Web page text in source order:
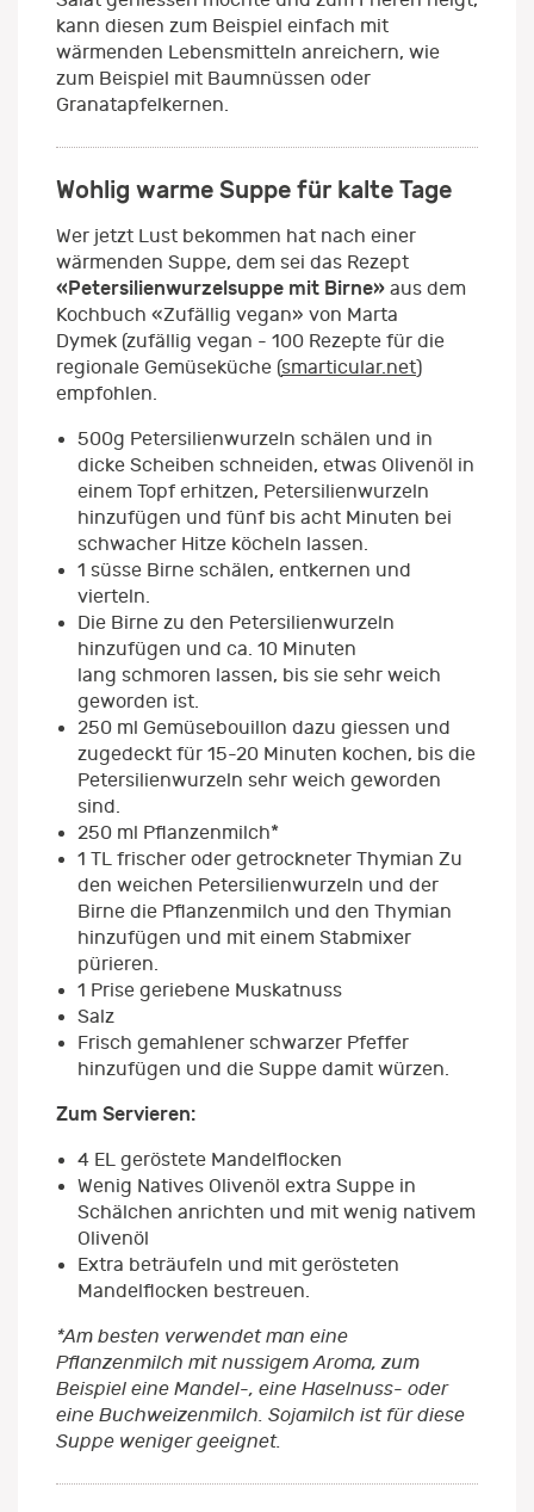
kann diesen zum Beispiel einfach mit
wärmenden Lebensmitteln anreichern, wie
zum Beispiel mit Baumnüssen oder
Granatapfelkernen.
Wohlig warme Suppe für kalte Tage
Wer jetzt Lust bekommen hat nach einer
wärmenden Suppe, dem sei das Rezept
«Petersilienwurzelsuppe mit Birne» aus dem
Kochbuch «Zufällig vegan» von Marta
Dymek (zufällig vegan - 100 Rezepte für die
regionale Gemüseküche (smarticular.net)
empfohlen.
500g Petersilienwurzeln schälen und in
dicke Scheiben schneiden, etwas Olivenöl in
einem Topf erhitzen, Petersilienwurzeln
hinzufügen und fünf bis acht Minuten bei
schwacher Hitze köcheln lassen.
1 süsse Birne schälen, entkernen und
vierteln.
Die Birne zu den Petersilienwurzeln
hinzufügen und ca. 10 Minuten
lang schmoren lassen, bis sie sehr weich
geworden ist.
250 ml Gemüsebouillon dazu giessen und
zugedeckt für 15-20 Minuten kochen, bis die
Petersilienwurzeln sehr weich geworden
sind.
250 ml Pflanzenmilch*
1 TL frischer oder getrockneter Thymian Zu
den weichen Petersilienwurzeln und der
Birne die Pflanzenmilch und den Thymian
hinzufügen und mit einem Stabmixer
pürieren.
1 Prise geriebene Muskatnuss
Salz
Frisch gemahlener schwarzer Pfeffer
hinzufügen und die Suppe damit würzen.
Zum Servieren:
4 EL geröstete Mandelflocken
Wenig Natives Olivenöl extra Suppe in
Schälchen anrichten und mit wenig nativem
Olivenöl
Extra beträufeln und mit gerösteten
Mandelflocken bestreuen.
*Am besten verwendet man eine
Pflanzenmilch mit nussigem Aroma, zum
Beispiel eine Mandel-, eine Haselnuss- oder
eine Buchweizenmilch. Sojamilch ist für diese
Suppe weniger geeignet.